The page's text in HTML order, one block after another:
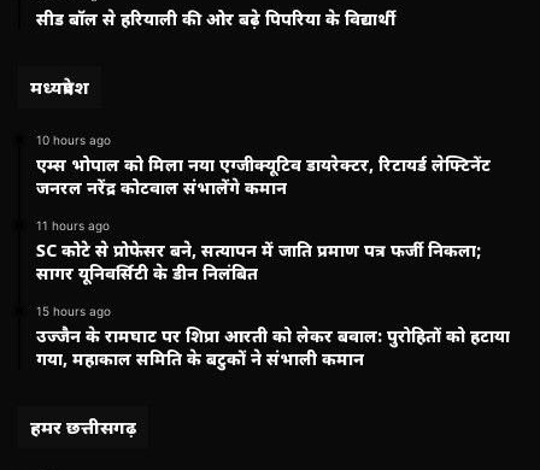
सीड बॉल से हरियाली की ओर बढ़े पिपरिया के विद्यार्थी
मध्यप्रदेश
10 hours ago
एम्स भोपाल को मिला नया एग्जीक्यूटिव डायरेक्टर, रिटायर्ड लेफ्टिनेंट
जनरल नरेंद्र कोटवाल संभालेंगे कमान
11 hours ago
SC कोटे से प्रोफेसर बने, सत्यापन में जाति प्रमाण पत्र फर्जी निकला;
सागर यूनिवर्सिटी के डीन निलंबित
15 hours ago
उज्जैन के रामघाट पर शिप्रा आरती को लेकर बवाल: पुरोहितों को हटाया
गया, महाकाल समिति के बटुकों ने संभाली कमान
हमर छत्तीसगढ़